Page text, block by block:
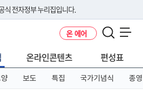
식 전자정부 누리집입니다.
른 도메인 주소를 사용하고 있다면 아래 URL에
세요
온 에어
온라인콘텐츠 편성표
보도 특집 국가기념식 종영